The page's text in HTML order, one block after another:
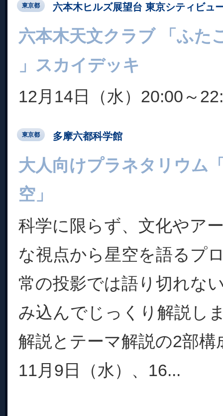
東京都 六本木ヒルズ展望台 東京シティビュ
六本木天文クラブ 「ふた
」スカイデッキ
12月14日（水）20:00～
東京都 多摩六都科学館
大人向けプラネタリウム
空」
科学に限らず、文化やア
な視点から星空を語るプ
常の投影では語り切れな
み込んでじっくり解説し
解説とテーマ解説の2部構
11月9日（水）、16...